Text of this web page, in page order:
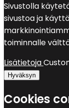
Sivustolla
sivustoa ja
toiminnalle
Lisätietoja
Hyväksyn
Cookies